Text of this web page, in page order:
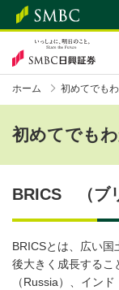
ホーム 初めてでも
初めてでも
BRICS （ブ
BRICSとは、広い
後大きく成長するこ
（Russia）、イン